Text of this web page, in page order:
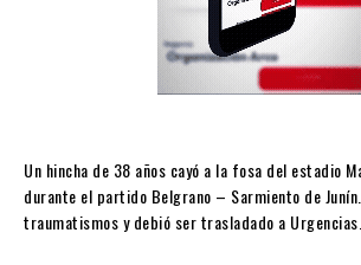
Un hincha de 38 años cayó a la fosa del estadio
durante el partido Belgrano – Sarmiento de
traumatismos y debió ser trasladado a Urgencias.